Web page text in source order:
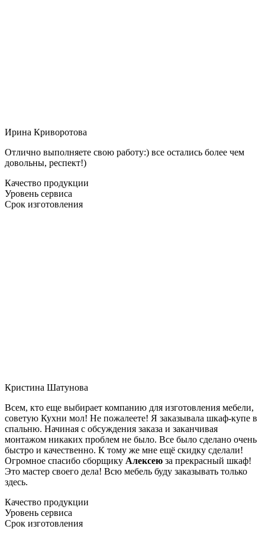
Ирина Криворотова
Отлично выполняете свою работу:) все остались более чем
довольны, респект!)
Качество продукции
Уровень сервиса
Срок изготовления
Кристина Шатунова
Всем, кто еще выбирает компанию для изготовления мебели,
советую Кухни мол! Не пожалеете! Я заказывала шкаф-купе в
спальню. Начиная с обсуждения заказа и заканчивая
монтажом никаких проблем не было. Все было сделано очень
быстро и качественно. К тому же мне ещё скидку сделали!
Огромное спасибо сборщику Алексею за прекрасный шкаф!
Это мастер своего дела! Всю мебель буду заказывать только
здесь.
Качество продукции
Уровень сервиса
Срок изготовления